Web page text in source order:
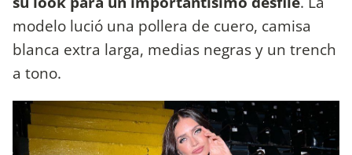
modelo lució una pollera de cuero, camisa
blanca extra larga, medias negras y un trench
a tono.